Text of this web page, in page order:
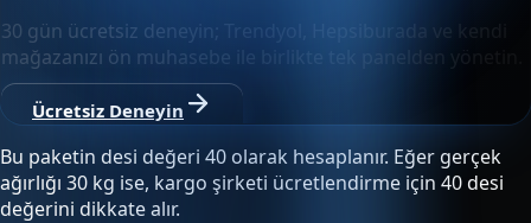
30 gün ücretsiz deneyin; Trendyol, Hepsiburada ve kendi
mağazanızı ön muhasebe ile birlikte tek panelden yönetin.
Ücretsiz Deneyin
Bu paketin desi değeri 40 olarak hesaplanır. Eğer gerçek
ağırlığı 30 kg ise, kargo şirketi ücretlendirme için 40 desi
değerini dikkate alır.